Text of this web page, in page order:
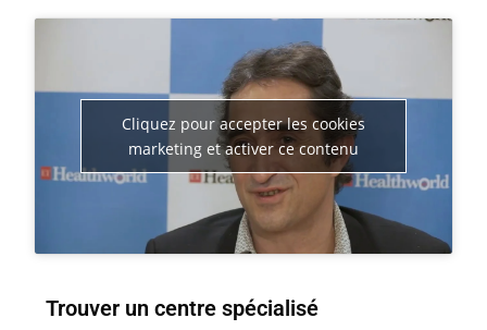
Cliquez pour accepter les cookies
marketing et activer ce contenu
Trouver un centre spécialisé